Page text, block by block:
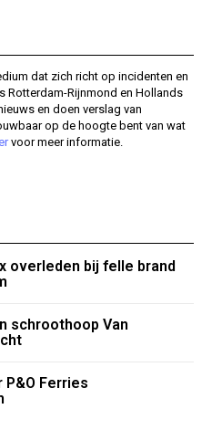
dat zich richt op incidenten en
Rotterdam-Rijnmond en Hollands
en doen verslag van
op de hoogte bent van wat
voor meer informatie.
overleden bij felle brand
schroothoop Van
Ferries